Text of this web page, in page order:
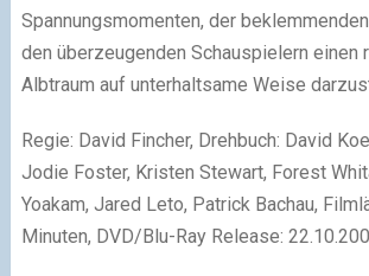
Spannungsmomenten, der
den überzeugenden Schauspielern einen
Albtraum auf unterhaltsame Weise
Regie: David Fincher, Drehbuch: David
Jodie Foster, Kristen Stewart, Forest
Yoakam, Jared Leto, Patrick Bachau,
Minuten, DVD/Blu-Ray Release: